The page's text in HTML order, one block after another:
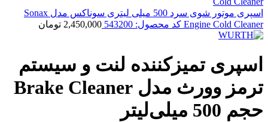
اسپری موتور شوی سرد 500 میلی لیتری سوناکس مدل Sonax
Engine Cold Cleaner کد محصول: 543200
2,450,000 تومان
اسپری تمیزکننده لنت و سیستم
ترمز وورث مدل Brake Cleaner
حجم 500 میلی‌لیتر